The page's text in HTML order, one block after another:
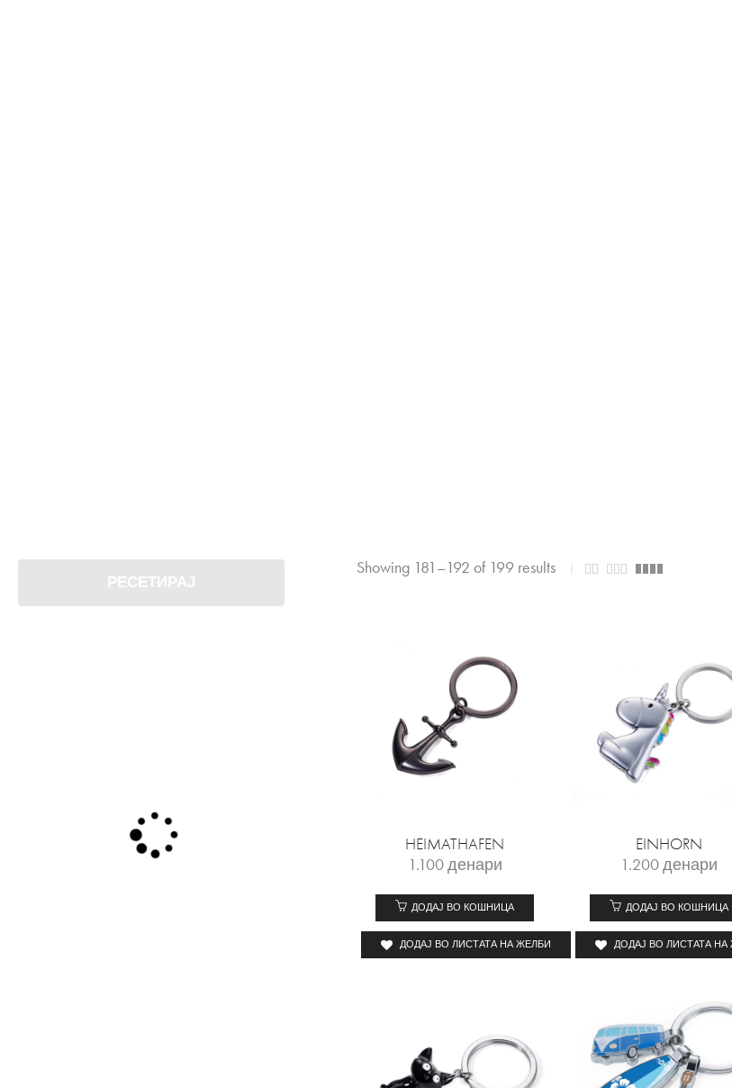
Showing 181–192 of 199 results
HEIMATHAFEN
1.100денари
ДОДАЈ ВО КОШНИЦА
ДОДАЈ ВО ЛИСТАТА НА ЖЕЛБИ
EINHORN
1.200денари
ДОДАЈ ВО КОШНИЦА
ДОДАЈ ВО ЛИСТАТА НА
РЕСЕТИРАЈ